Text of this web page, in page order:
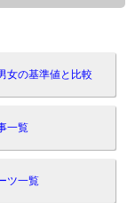
女の基準値と比較
一覧
ツ一覧